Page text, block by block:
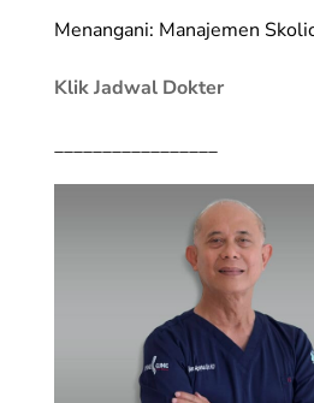
Menangani: Manajemen
Klik Jadwal Dokter
_________________